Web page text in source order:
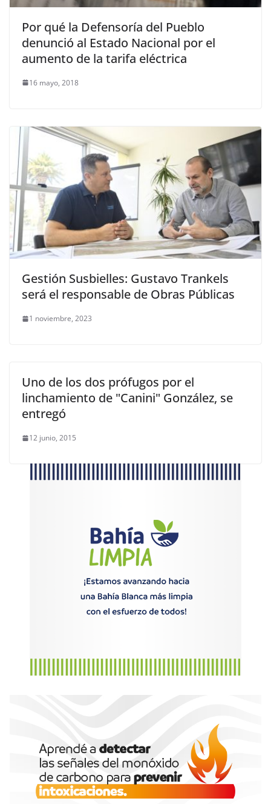
Por qué la Defensoría del Pueblo
denunció al Estado Nacional por el
aumento de la tarifa eléctrica
16 mayo, 2018
Gestión Susbielles: Gustavo Trankels
será el responsable de Obras Públicas
1 noviembre, 2023
Uno de los dos prófugos por el
linchamiento de "Canini" González, se
entregó
12 junio, 2015